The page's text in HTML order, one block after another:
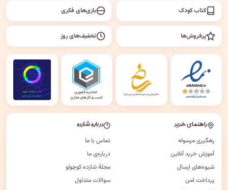
کتاب کودک بازی‌های فکری
پرفروش‌ها تخفیف‌های روز
راهنمای خرید
رهگیری مرسوله
آموزش خرید آنلاین
شیوه‌های ارسال
پرداخت امن
درباره شازده
تماس با ما
درباره‌ی ما
مجلهٔ شازده کوچولو
سوالات متداول